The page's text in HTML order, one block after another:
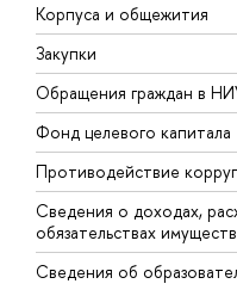
Корпуса и общежития
Закупки
Обращения граждан в
Фонд целевого капитала
Противодействие
Сведения о доходах,
обязательствах
Сведения об